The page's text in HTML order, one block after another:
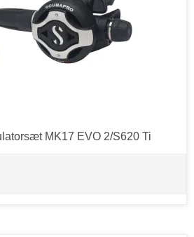
MK17 EVO 2/S620 Ti